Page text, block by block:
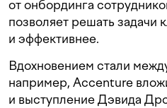
от онбординга
позволяет решать задачи
и эффективнее.
Вдохновением стали
например, Accenture
и выступление Дэвида